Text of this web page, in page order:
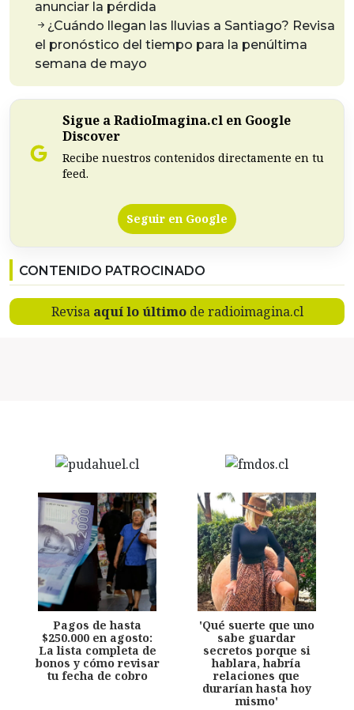
anunciar la pérdida
¿Cuándo llegan las lluvias a Santiago? Revisa
el pronóstico del tiempo para la penúltima
semana de mayo
Sigue a RadioImagina.cl en Google
Discover
Recibe nuestros contenidos directamente en tu
feed.
Seguir en Google
CONTENIDO PATROCINADO
Revisa aquí lo últimode radioimagina.cl
Pagos de hasta
$250.000 en agosto:
La lista completa de
bonos y cómo revisar
tu fecha de cobro
'Qué suerte que uno
sabe guardar
secretos porque si
hablara, habría
relaciones que
durarían hasta hoy
mismo'